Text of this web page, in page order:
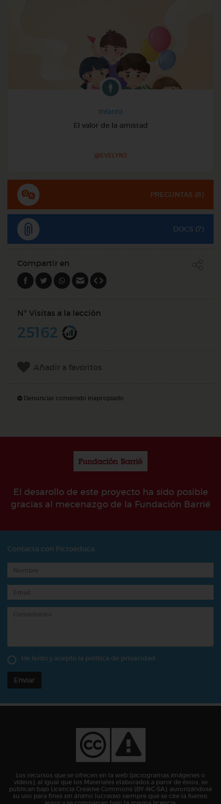
Infantil
El valor de la amistad
@EVELYN2
PREGUNTAS (8)
DOCS (7)
Compartir en
Nº Visitas a la lección
25162
Añadir a favoritos
Denunciar contenido inapropiado
El desarollo de este proyecto ha sido posible
gracias al mecenazgo de la Fundación Barrié
Contacta con Pictoeduca
He leído y acepto la política de privacidad
Enviar
Los recursos que se ofrecen en la web (pictogramas,imágenes o
vídeos), al igual que los Materiales elaborados a partir de éstos, se
publican bajo Licencia Creative Commons (BY-NC-SA), autorizándose
su uso para fines sin ánimo lucrativo siempre que se cite la fuente,